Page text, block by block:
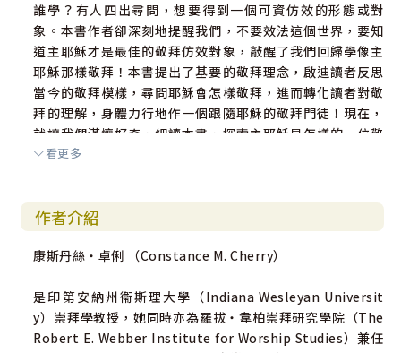
誰學？有人四出尋問，想要得到一個可資仿效的形態或對
象。本書作者卻深刻地提醒我們，不要效法這個世界，要知
道主耶穌才是最佳的敬拜仿效對象，敲醒了我們回歸學像主
耶穌那樣敬拜！本書提出了基要的敬拜理念，啟迪讀者反思
當今的敬拜模樣，尋問耶穌會怎樣敬拜，進而轉化讀者對敬
拜的理解，身體力行地作一個跟隨耶穌的敬拜門徒！現在，
就讓我們滿懷好奇，細讀本書，探索主耶穌是怎樣的一位敬
拜者，祂今天會怎樣敬拜？
教會司琴培訓中心主任
看更多
作者介紹
康斯丹絲‧卓俐 （Constance M. Cherry）
是印第安納州衞斯理大學（Indiana Wesleyan Universit
y）崇拜學教授，她同時亦為羅拔‧韋柏崇拜研究學院（The
Robert E. Webber Institute for Worship Studies）兼任